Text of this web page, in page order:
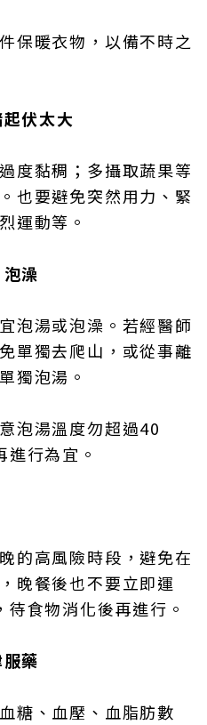
保暖衣物，以備不時之
伏太大
度黏稠；多攝取蔬果等
也要避免突然用力、緊
運動等。
澡
泡湯或泡澡。若經醫師
單獨去爬山，或從事離
獨泡湯。
泡湯溫度勿超過40
行為宜。
的高風險時段，避免在
晚餐後也不要立即運
食物消化後再進行。
藥
糖、血壓、血脂肪數